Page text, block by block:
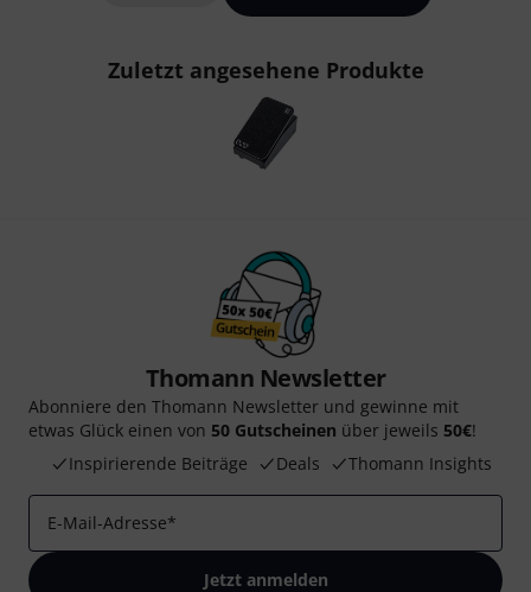
Zuletzt angesehene Produkte
Thomann Newsletter
Abonniere den Thomann Newsletter und gewinne mit
etwas Glück einen von 50 Gutscheinen über jeweils 50€!
Inspirierende Beiträge
Deals Thomann Insights
E-Mail-Adresse*
Jetzt anmelden